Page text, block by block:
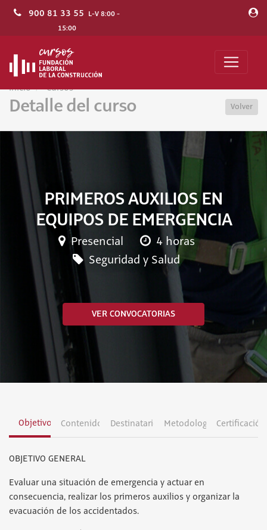
900 81 33 55 L-V 8:00 -
15:00
Inicio Cursos
Detalle del curso Volver
PRIMEROS AUXILIOS EN
EQUIPOS DE EMERGENCIA
Presencial
4 horas
Seguridad y Salud
VER CONVOCATORIAS
Objetivos Contenidos Destinatarios Metodología Certificación
OBJETIVO GENERAL
Evaluar una situación de emergencia y actuar en
consecuencia, realizar los primeros auxilios y organizar la
evacuación de los accidentados.